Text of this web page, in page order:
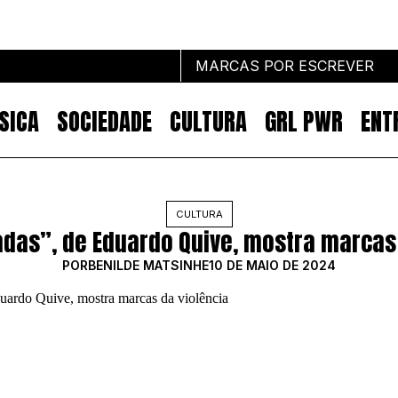
MARCAS POR ESCREVER
SOCIEDADE CULTURA GRL PWR
Marcas por escrever
NOTÍCIAS
MARKETING
EMPREENDEDORISMO
CULTURA
de Eduardo Quive, mostra
PORBENILDE MATSINHE10 DE MAIO DE 2024